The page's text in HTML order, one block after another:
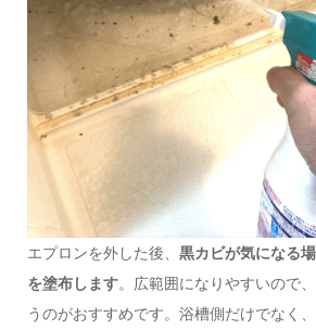
エプロンを外した後、 黒カビが気になる
を塗布します。広範囲になりやすいので
うのがおすすめです。浴槽側だけでなく